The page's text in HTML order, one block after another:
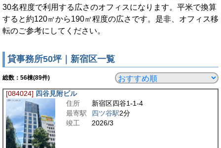
30名程度で利用する広さのオフィスになります。平米で換算
すると約120㎡から190㎡程度の広さです。是非、オフィス移
転のご参考にしてください。
貸事務所50坪｜新宿区一覧
総数： 56棟(89件)
[084024] 四谷見附ビル
住所
新宿区四谷1-1-4
最寄駅
四ツ谷駅2分
竣工
2026/3